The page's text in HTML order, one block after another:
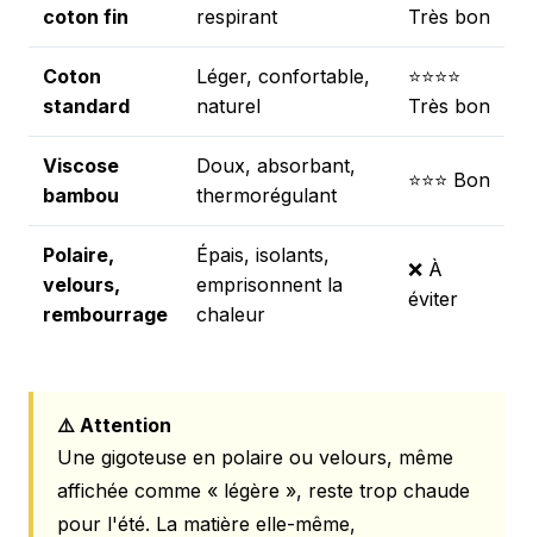
coton fin
respirant
Très bon
Coton
standard
Léger, confortable,
naturel
⭐⭐⭐⭐
Très bon
Viscose
bambou
Doux, absorbant,
thermorégulant
⭐⭐⭐ Bon
Polaire,
velours,
rembourrage
Épais, isolants,
emprisonnent la
chaleur
❌ À
éviter
⚠️ Attention
Une gigoteuse en polaire ou velours, même
affichée comme « légère », reste trop chaude
pour l'été. La matière elle-même,